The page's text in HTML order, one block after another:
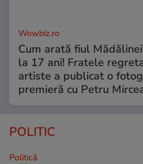
Wowbiz.ro
Cum arată fiul
la 17 ani! Fratele
artiste a publicat o
premieră cu Petru
POLITIC
Politică